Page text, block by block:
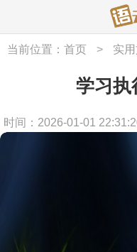
当前位置： 首页 > 实
学习执
时间：2026-01-01